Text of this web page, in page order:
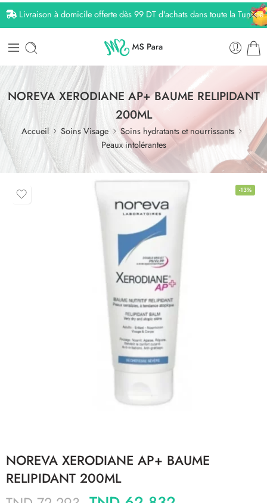
Livraison à domicile offerte dès 99 DT d'achats dans toute la Tunisie
NOREVA XERODIANE AP+ BAUME RELIPIDANT
200ML
Accueil Soins Visage
Soins hydratants et nourrissants
Peaux intolérantes
-13%
NOREVA XERODIANE AP+ BAUME
RELIPIDANT 200ML